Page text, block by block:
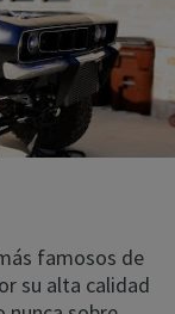
famosos de
su alta calidad